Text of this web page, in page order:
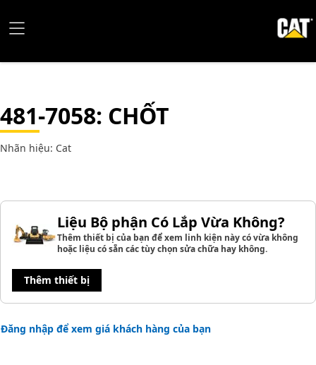
481-7058: CHỐT
Nhãn hiệu: Cat
Liệu Bộ phận Có Lắp Vừa Không?
Thêm thiết bị của bạn để xem linh kiện này có vừa không
hoặc liệu có sẵn các tùy chọn sửa chữa hay không.
Thêm thiết bị
Đăng nhập để xem giá khách hàng của bạn